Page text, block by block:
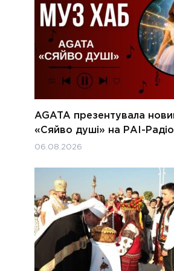
AGATA презентувала
«Сяйво душі» на РАІ-Радіо
06.08.2026